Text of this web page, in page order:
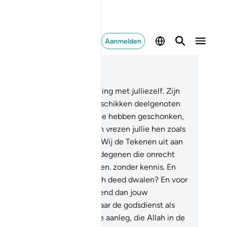
Aanmelden
Hij geeft jullie een vergelijking met julliezelf. Zijn
voor jullie die over slaven beschikken deelgenoten
de voorzieningen die Wij jullie hebben geschonken,
jullie daarin gelijk zijn? En vrezen jullie hen zoals
elkaar vrezen? Zo leggen Wij de Tekenen uit aan
Maar degenen die onrecht
volgden hun begeerten. zonder kennis. En
kan dan hen leiden die Allah deed dwalen? En voor
Wend dan jouw
(O Moehammad) naar de godsdienst als
Hanîf. (Volg) de na tuurlijke aanleg, die Allah in de